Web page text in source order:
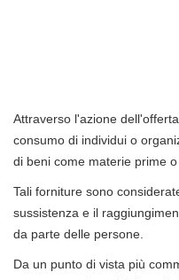
Attraverso l'azione
consumo di individui o
di beni come materie prime
Tali forniture sono
sussistenza e il
da parte delle persone.
Da un punto di vista più